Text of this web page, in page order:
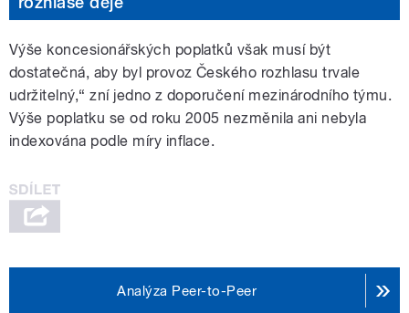
Výše koncesionářských poplatků však musí být
dostatečná, aby byl provoz Českého rozhlasu trvale
udržitelný,“ zní jedno z doporučení mezinárodního týmu.
Výše poplatku se od roku 2005 nezměnila ani nebyla
indexována podle míry inflace.
Analýza Peer-to-Peer